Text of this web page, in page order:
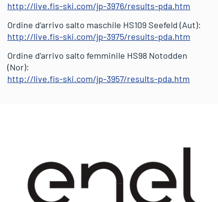
http://live.fis-ski.com/jp-3976/results-pda.htm
Ordine d’arrivo salto maschile HS109 Seefeld (Aut):
http://live.fis-ski.com/jp-3975/results-pda.htm
Ordine d’arrivo salto femminile HS98 Notodden
(Nor):
http://live.fis-ski.com/jp-3957/results-pda.htm